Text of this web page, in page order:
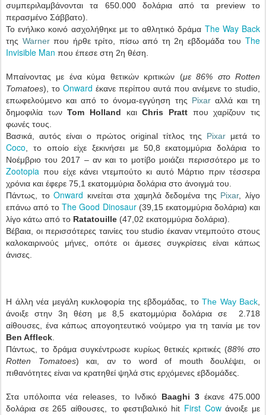
συμπεριλαμβάνονται τα 650.000 δολάρια από τα preview το
περασμένο Σάββατο).
Το ενήλικο κοινό ασχολήθηκε με το αθλητικό δράμα The Way Back
της Warnerπου ήρθε τρίτο, πίσω από τη 2η εβδομάδα τουThe
Invisible Man που έπεσε στη 2η θέση.
Μπαίνοντας με ένα κύμα θετικών κριτικών (με 86% στο Rotten
Tomatoes), το Onward έκανε περίπου αυτά που ανέμενε το studio,
επωφελούμενο και από το όνομα-εγγύηση της Pixar αλλά και τη
δημοφιλία τωνTom Holland καιChris Pratt που χαρίζουν τις
φωνές τους.
Βασικά, αυτός είναι ο πρώτος original τίτλος της Pixar μετά το
Coco , το οποίο είχε ξεκινήσει με 50,8 εκατομμύρια δολάρια το
Νοέμβριο του 2017 – αν και το μοτίβο μοιάζει περισσότερο με το
Zootopia που είχε κάνει ντεμπούτο κι αυτό Μάρτιο πριν τέσσερα
χρόνια και έφερε 75,1 εκατομμύρια δολάρια στο άνοιγμά του.
Πάντως, τοOnward κινείται στα χαμηλά δεδομένα της Pixar, λίγο
επάνω από τοThe Good Dinosaur(39,15 εκατομμύρια δολάρια) και
λίγο κάτω από το Ratatouille (47,02 εκατομμύρια δολάρια).
Βέβαια, οι περισσότερες ταινίες του studio έκαναν ντεμπούτο στους
καλοκαιρινούς μήνες, οπότε οι άμεσες συγκρίσεις είναι κάπως
άνισες.
Η άλλη νέα μεγάλη κυκλοφορία της εβδομάδας, το The Way Back
άνοιξε στην 3η θέση με 8,5 εκατομμύρια δολάρια σε 2.718
αίθουσες, ένα κάπως απογοητευτικό νούμερο για τη ταινία με τον
Ben Affleck
Πάντως, το δράμα συγκέντρωσε κυρίως θετικές κριτικές (88% στο
Rotten Tomatoes) και, αν το word of mouth δουλέψει, οι
πιθανότητες είναι να κρατηθεί ψηλά στις ερχόμενες εβδομάδες.
Στα υπόλοιπα νέα releases, το Ινδικό Baaghi 3 έκανε 475.000
δολάρια σε 265 αίθουσες, το φεστιβαλικό hit First Cowάνοιξε με